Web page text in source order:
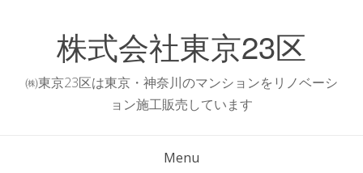
株式会社東京23区
㈱東京23区は東京・神奈川のマンションをリノベーシ
ョン施工販売しています
Menu